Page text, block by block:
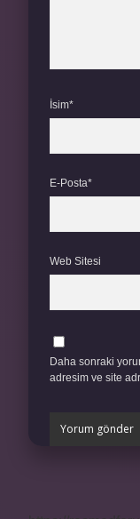
İsim*
E-Posta*
Web Sitesi
Daha sonraki
adresim ve site